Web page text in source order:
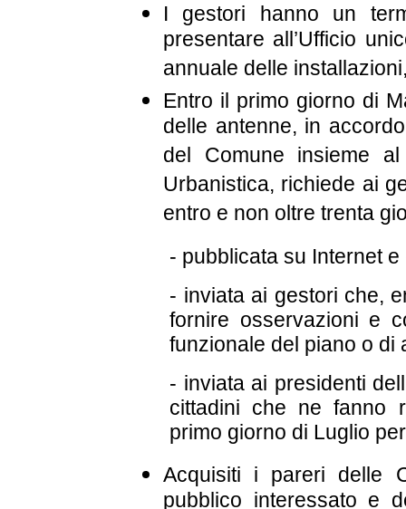
I gestori hanno un
presentare all’Ufficio
annuale delle
Entro il primo giorno di
delle antenne, in
del Comune insieme
Urbanistica, richiede ai
entro e non oltre trenta
- pubblicata su Internet
- inviata ai gestori che,
fornire osservazioni e
funzionale del piano o di
- inviata ai presidenti
cittadini che ne fanno
primo giorno di Luglio
Acquisiti i pareri delle
pubblico interessato e